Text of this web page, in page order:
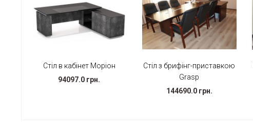
Стіл в кабінет Моріон
94097.0 грн.
Стіл з брифінг-приставкою
Grasp
144690.0 грн.